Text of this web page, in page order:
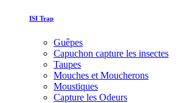
ISI Trap
Guêpes
Capuchon capture les insectes
Taupes
Mouches et Moucherons
Moustiques
Capture les Odeurs